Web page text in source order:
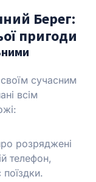
Берег:
пригоди
сучасним
всім
розряджені
телефон,